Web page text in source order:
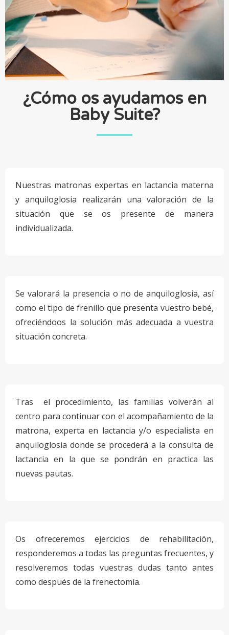
¿Cómo os ayudamos en
Baby Suite?
Nuestras matronas expertas en lactancia materna
y anquiloglosia realizarán una valoración de la
situación que se os presente de manera
individualizada.
Se valorará la presencia o no de anquiloglosia, así
como el tipo de frenillo que presenta vuestro bebé,
ofreciéndoos la solución más adecuada a vuestra
situación concreta.
Tras el procedimiento, las familias volverán al
centro para continuar con el acompañamiento de la
matrona, experta en lactancia y/o especialista en
anquiloglosia donde se procederá a la consulta de
lactancia en la que se pondrán en practica las
nuevas pautas.
Os ofreceremos ejercicios de rehabilitación,
responderemos a todas las preguntas frecuentes, y
resolveremos todas vuestras dudas tanto antes
como después de la frenectomía.